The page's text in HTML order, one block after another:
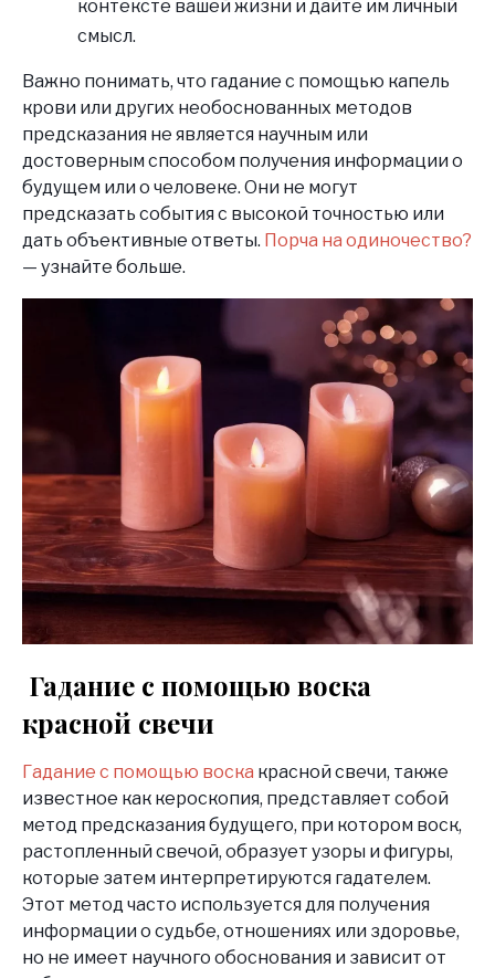
контексте вашей жизни и дайте им личный
смысл.
Важно понимать, что гадание с помощью капель
крови или других необоснованных методов
предсказания не является научным или
достоверным способом получения информации о
будущем или о человеке. Они не могут
предсказать события с высокой точностью или
дать объективные ответы. Порча на одиночество?
— узнайте больше.
Гадание с помощью воска
красной свечи
Гадание с помощью воска красной свечи, также
известное как кероскопия, представляет собой
метод предсказания будущего, при котором воск,
растопленный свечой, образует узоры и фигуры,
которые затем интерпретируются гадателем.
Этот метод часто используется для получения
информации о судьбе, отношениях или здоровье,
но не имеет научного обоснования и зависит от